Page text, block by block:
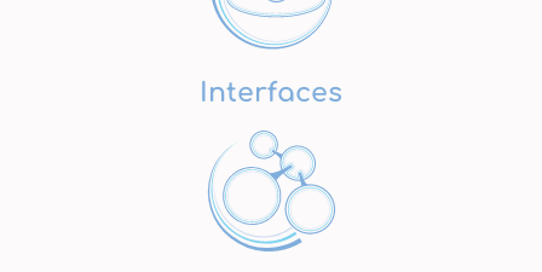
Interfaces